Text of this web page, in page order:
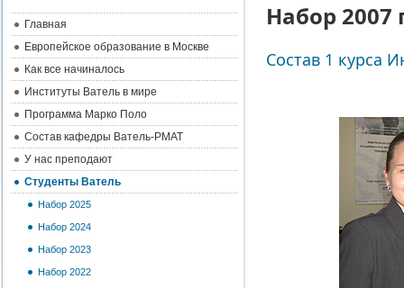
Набор 2007
Состав 1 курса
Главная
Европейское образование в Москве
Как все начиналось
Институты Ватель в мире
Программа Марко Поло
Состав кафедры Ватель-РМАТ
У нас преподают
Студенты Ватель
Набор 2025
Набор 2024
Набор 2023
Набор 2022